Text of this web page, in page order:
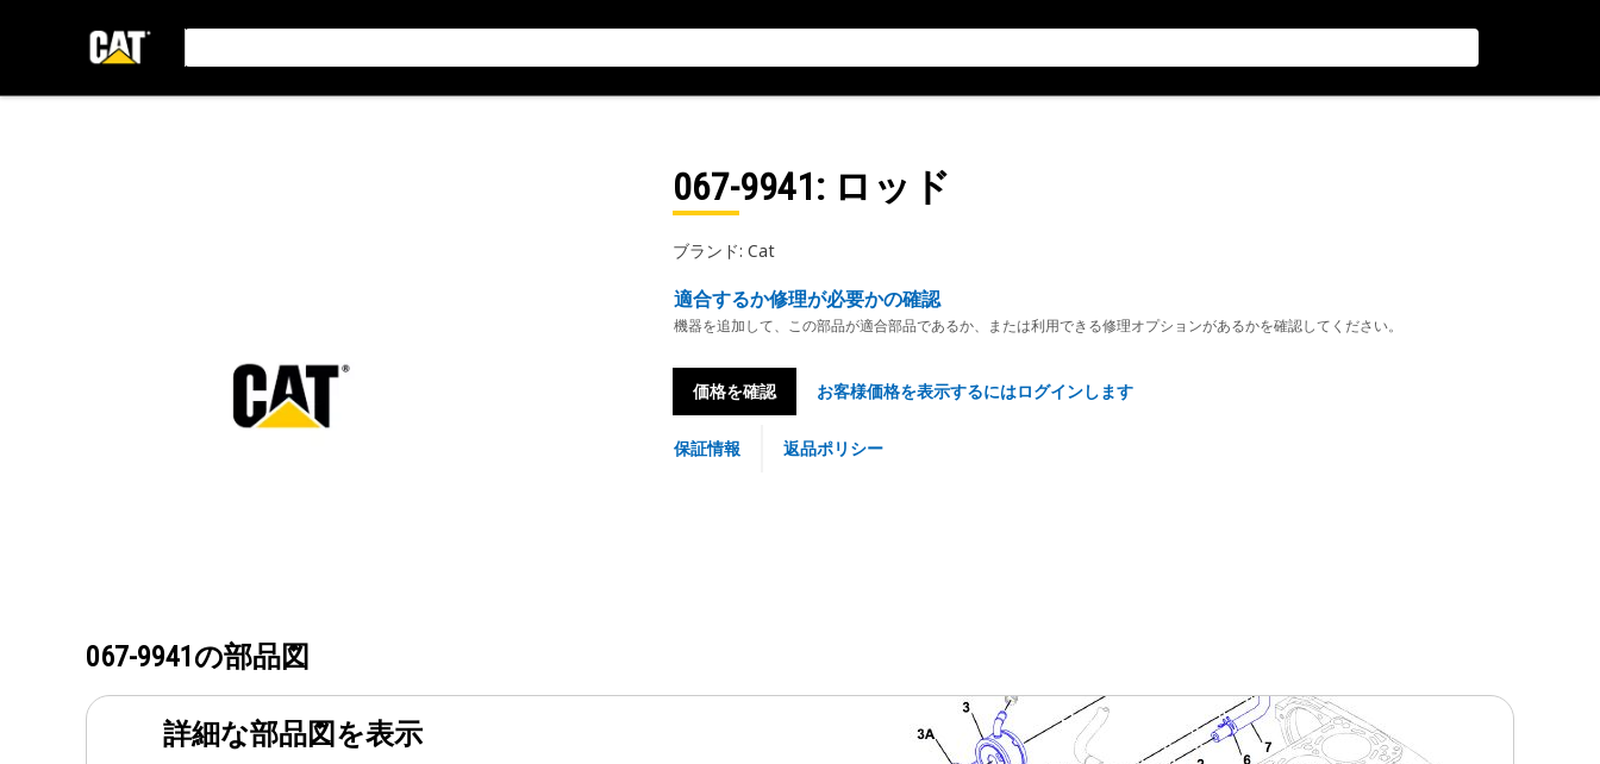
067-9941: ロッド
ブランド: Cat
適合するか修理が必要かの確認
機器を追加して、この部品が適合部品であるか、または利用できる修理オプションがあるかを確認してください。
価格を確認 お客様価格を表示するにはログインします
保証情報 返品ポリシー
067-9941 の部品図
詳細な部品図を表示